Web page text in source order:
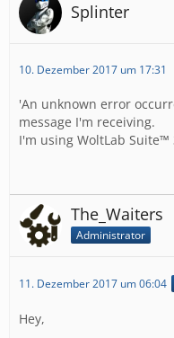
Splinter
10. Dezember 2017 um 17:31
'An unknown error
message I'm receiving.
I'm using WoltLab Suite™
The_Waiters
Administrator
11. Dezember 2017 um 06:04
Hey,